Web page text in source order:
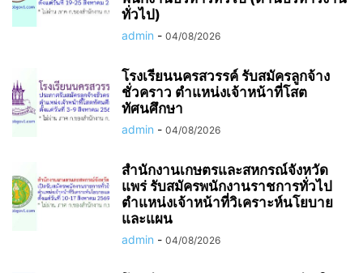
ทั่วไป)
admin - 04/08/2026
โรงเรียนนครสวรรค์ รับสมัครลูกจ้าง
ชั่วคราว ตำแหน่งเจ้าหน้าที่โสต
ทัศนศึกษา
admin - 04/08/2026
สำนักงานเกษตรและสหกรณ์จังหวัด
แพร่ รับสมัครพนักงานราชการทั่วไป
ตำแหน่งเจ้าหน้าที่วิเคราะห์นโยบาย
และแผน
admin - 04/08/2026